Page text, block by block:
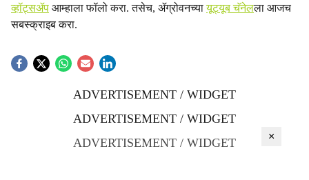
व्हॉट्सॲप आम्हाला फॉलो करा. तसेच, ॲग्रोवनच्यायूट्यूब चॅनेलला आजच
सबस्क्राइब करा.
ADVERTISEMENT / WIDGET
ADVERTISEMENT / WIDGET
ADVERTISEMENT / WIDGET
×